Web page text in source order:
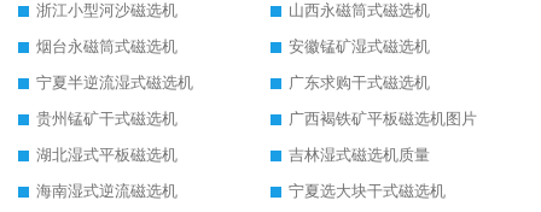
浙江小型河沙磁选机
山西永磁筒式磁选机
烟台永磁筒式磁选机
安徽锰矿湿式磁选机
宁夏半逆流湿式磁选机
广东求购干式磁选机
贵州锰矿干式磁选机
广西褐铁矿平板磁选机图片
湖北湿式平板磁选机
吉林湿式磁选机质量
海南湿式逆流磁选机
宁夏选大块干式磁选机